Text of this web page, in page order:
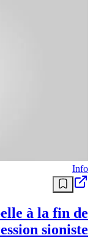
Info
à la fin de
sioniste